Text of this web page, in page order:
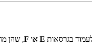
E או F
, שהן